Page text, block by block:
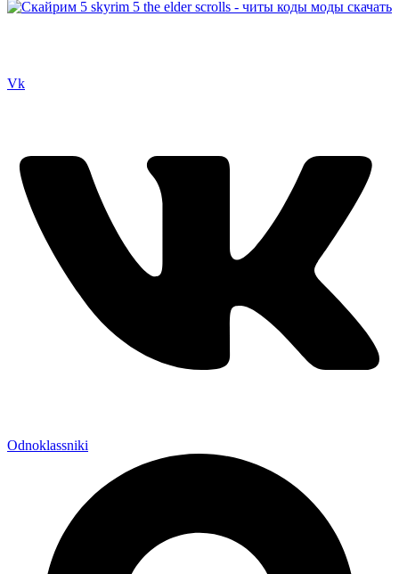
Vk
Odnoklassniki